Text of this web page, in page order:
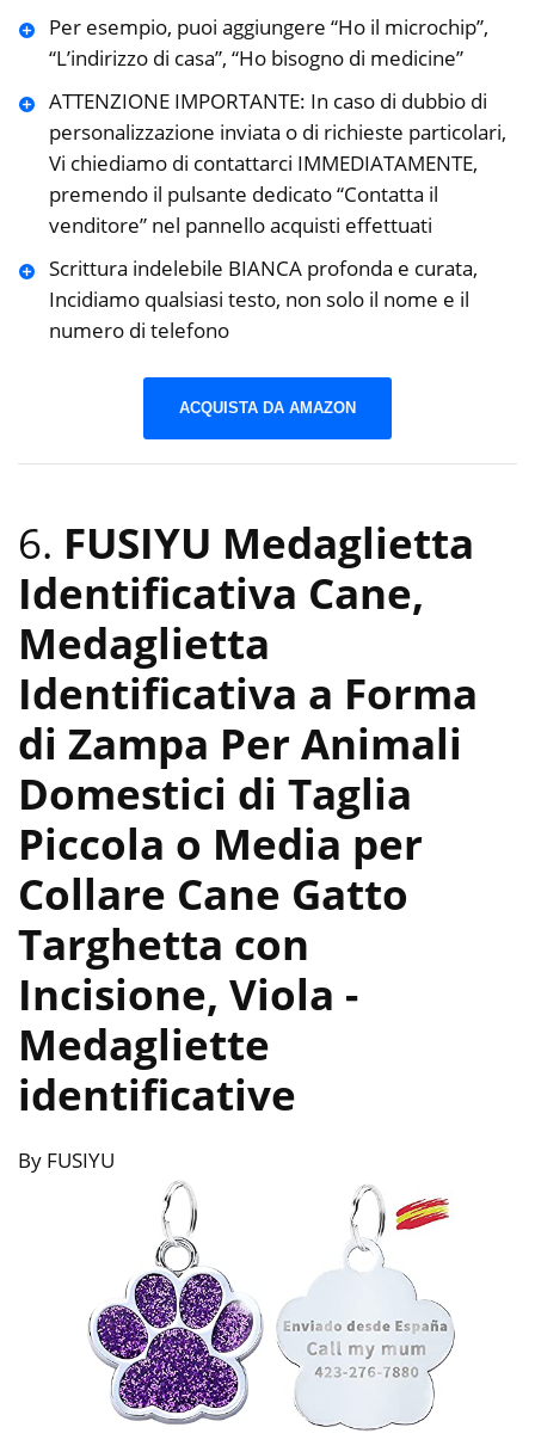
Per esempio, puoi aggiungere “Ho il microchip”,
“L’indirizzo di casa”, “Ho bisogno di medicine”
ATTENZIONE IMPORTANTE: In caso di dubbio di
personalizzazione inviata o di richieste particolari,
Vi chiediamo di contattarci IMMEDIATAMENTE,
premendo il pulsante dedicato “Contatta il
venditore” nel pannello acquisti effettuati
Scrittura indelebile BIANCA profonda e curata,
Incidiamo qualsiasi testo, non solo il nome e il
numero di telefono
ACQUISTA DA AMAZON
6. FUSIYU Medaglietta
Identificativa Cane,
Medaglietta
Identificativa a Forma
di Zampa Per Animali
Domestici di Taglia
Piccola o Media per
Collare Cane Gatto
Targhetta con
Incisione, Viola -
Medagliette
identificative
By FUSIYU